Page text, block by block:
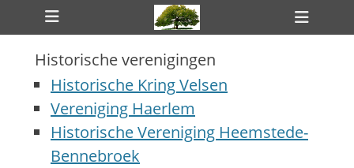
Primair menu
Ga
naar
inhoud
toggle
Historische verenigingen
Historische Kring Velsen
Vereniging Haerlem
Historische Vereniging Heemstede-
Bennebroek